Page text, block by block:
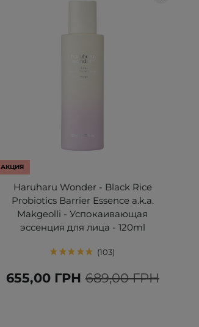
АКЦИЯ
Haruharu Wonder - Black Rice
Probiotics Barrier Essence a.k.a.
Makgeolli - Успокаивающая
эссенция для лица - 120ml
103
689,00 ГРН
655,00 ГРН